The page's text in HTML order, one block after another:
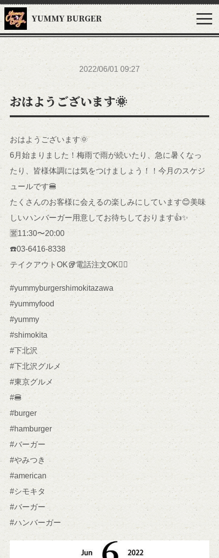
YUMMY BURGER
2022/06/01 09:27
おはようございます🌞
おはようございます🌞
6月始まりました！梅雨で雨が続いたり、急に暑くなっ
たり、皆様体調には気をつけましょう！！今月のスケジ
ュールです🍔
たくさんのお客様に会えるの楽しみにしています😊美味
しいハンバーガー用意してお待ちしております👍✨
🈺11:30〜20:00
☎️03-6416-8338
テイクアウトOK🥡電話注文OK🙆‍♀️
#yummyburgershimokitazawa
#yummyfood
#yummy
#shimokita
#下北沢
#下北沢グルメ
#東京グルメ
#🍔
#burger
#hamburger
#バーガー
#やみつき
#american
#シモキタ
#バーガー
#ハンバーガー